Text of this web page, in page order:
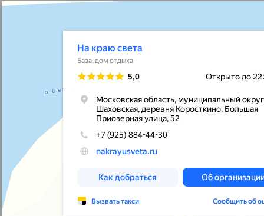
ОГРНИП 325774600392313
БИК 044525974
Политика конфиденциальности